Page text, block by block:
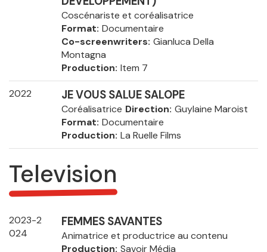
Coscénariste et coréalisatrice
Format Documentaire
Co-screenwriters Gianluca Della
Montagna
Production Item 7
2022 JE VOUS SALUE SALOPE
Coréalisatrice Direction Guylaine Maroist
Format Documentaire
Production La Ruelle Films
Television
2023-2
024
FEMMES SAVANTES
Animatrice et productrice au contenu
Production Savoir Média